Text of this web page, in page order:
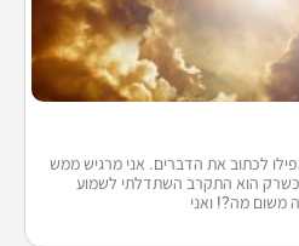
לכתוב את הדברים. אני מרגיש ממש
כשרק הוא התקרב השתדלתי לשמוע
משום מה?! ואני